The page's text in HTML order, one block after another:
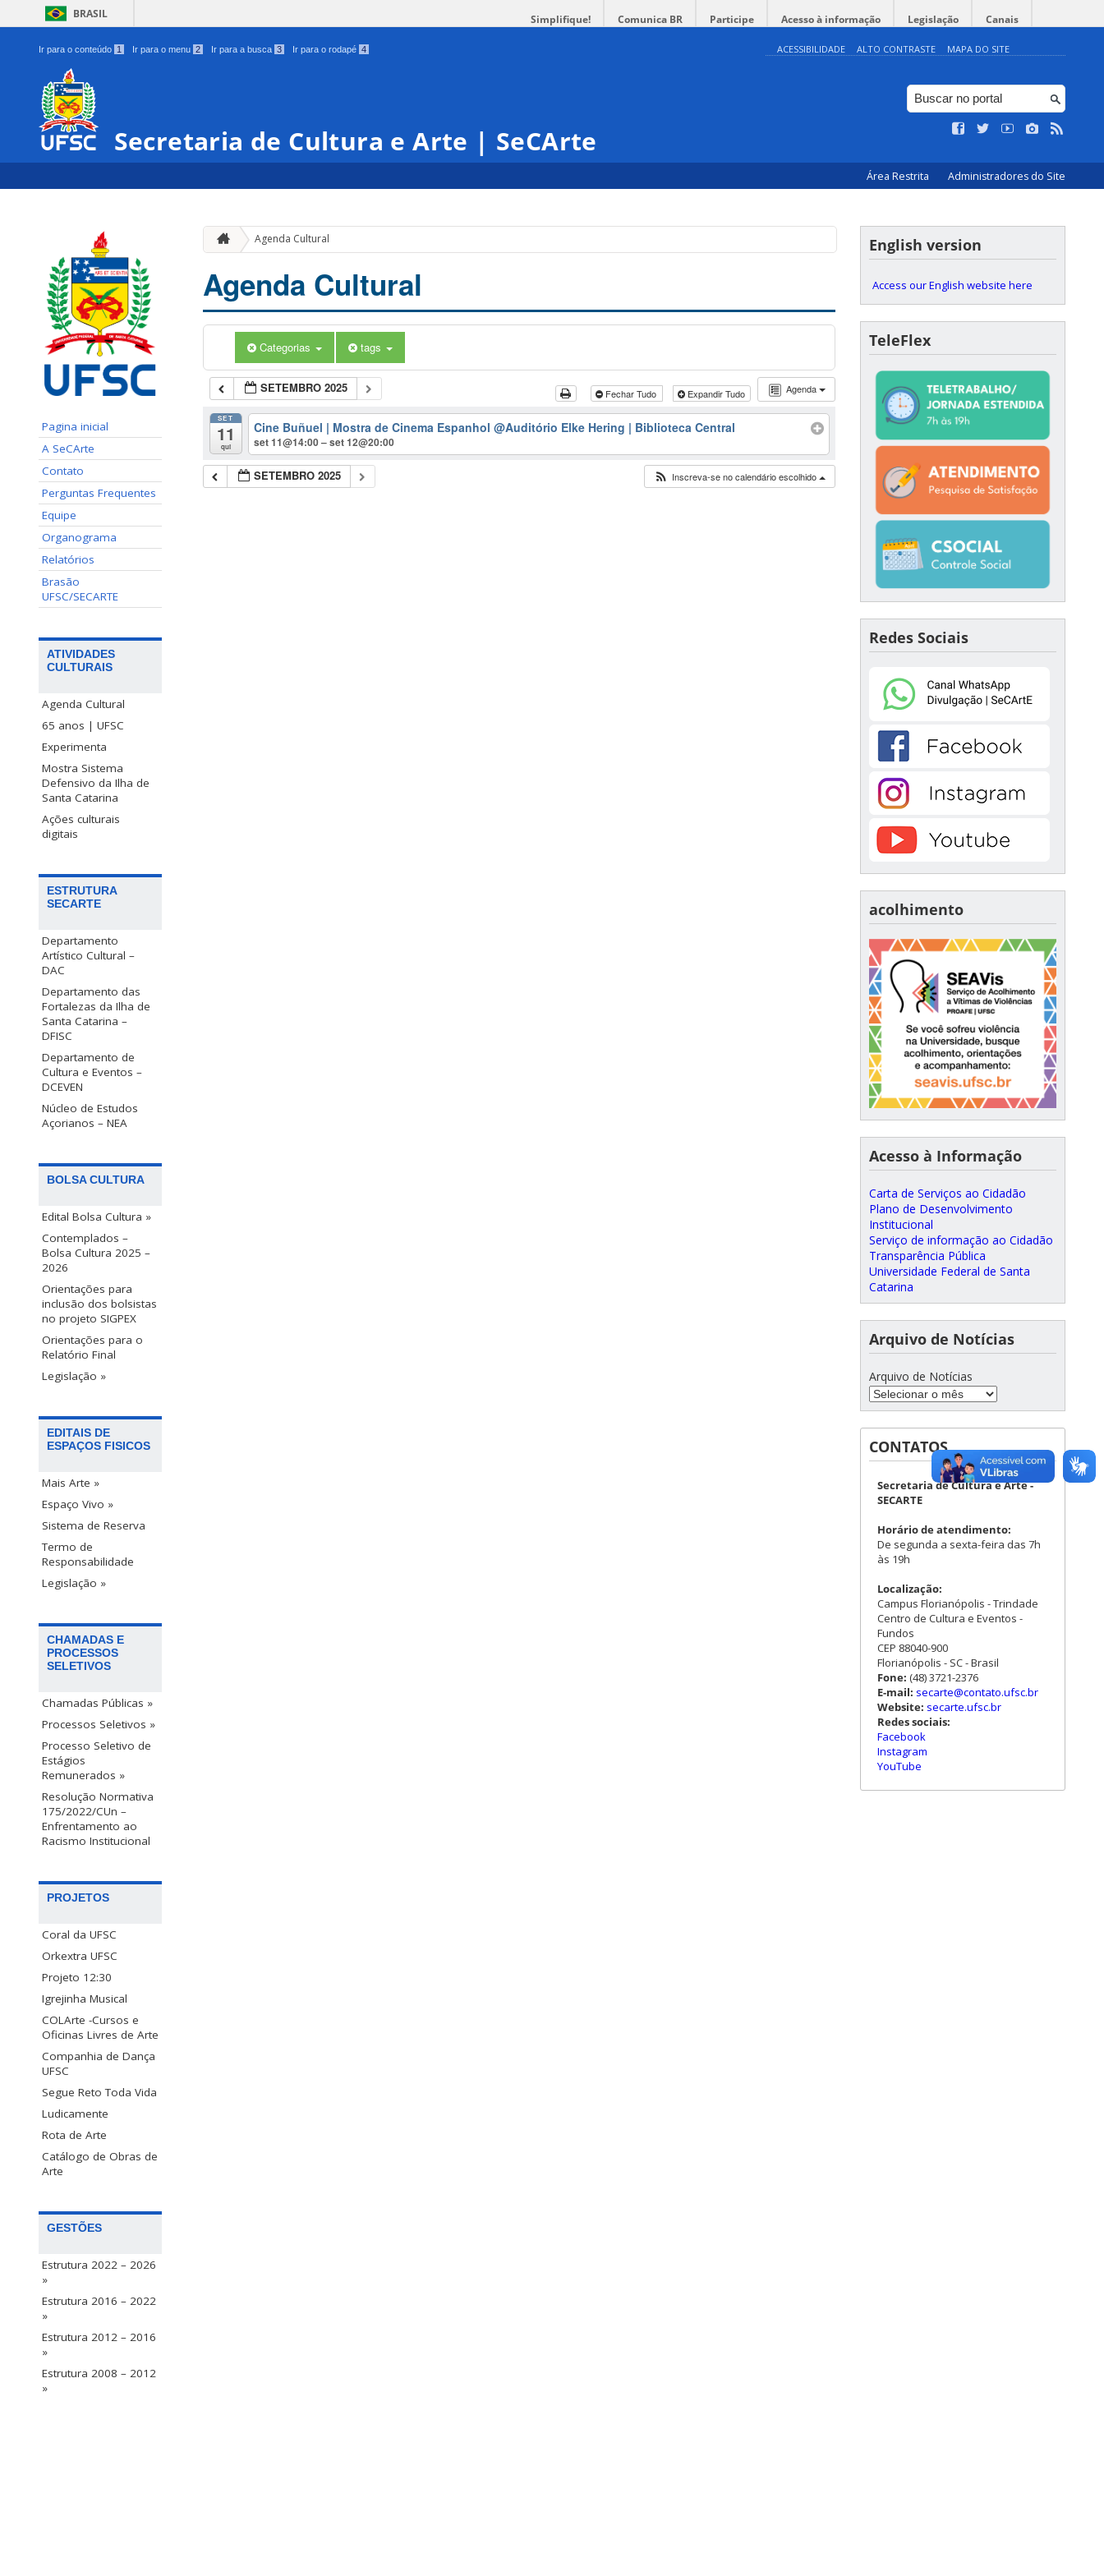
BRASIL Simplifique! Comunica BR Participe Acesso à informação Legislação Canais
Ir para o conteúdo 1 Ir para o menu 2 Ir para a busca 3 Ir para o rodapé 4 ACESSIBILIDADE ALTO CONTRASTE MAPA DO SITE
Secretaria de Cultura e Arte | SeCArte
Área Restrita Administradores do Site
Pagina inicial
A SeCArte
Contato
Perguntas Frequentes
Equipe
Organograma
Relatórios
Brasão
UFSC/SECARTE
ATIVIDADES
CULTURAIS
Agenda Cultural
65 anos | UFSC
Experimenta
Mostra Sistema
Defensivo da Ilha de
Santa Catarina
Ações culturais
digitais
ESTRUTURA
SECARTE
Departamento
Artístico Cultural –
DAC
Departamento das
Fortalezas da Ilha de
Santa Catarina –
DFISC
Departamento de
Cultura e Eventos –
DCEVEN
Núcleo de Estudos
Açorianos – NEA
BOLSA CULTURA
Edital Bolsa Cultura »
Contemplados –
Bolsa Cultura 2025 –
2026
Orientações para
inclusão dos bolsistas
no projeto SIGPEX
Orientações para o
Relatório Final
Legislação »
EDITAIS DE
ESPAÇOS FISICOS
Mais Arte »
Espaço Vivo »
Sistema de Reserva
Termo de
Responsabilidade
Legislação »
CHAMADAS E
PROCESSOS
SELETIVOS
Chamadas Públicas »
Processos Seletivos »
Processo Seletivo de
Estágios
Remunerados »
Resolução Normativa
175/2022/CUn –
Enfrentamento ao
Racismo Institucional
PROJETOS
Coral da UFSC
Orkextra UFSC
Projeto 12:30
Igrejinha Musical
COLArte -Cursos e
Oficinas Livres de Arte
Companhia de Dança
UFSC
Segue Reto Toda Vida
Ludicamente
Rota de Arte
Catálogo de Obras de
Arte
GESTÕES
Estrutura 2022 – 2026
»
Estrutura 2016 – 2022
»
Estrutura 2012 – 2016
»
Estrutura 2008 – 2012
»
Agenda Cultural
Agenda Cultural
Categorias tags
Agenda
SETEMBRO 2025 Fechar Tudo Expandir Tudo
SET
11
qui
Cine Buñuel | Mostra de Cinema Espanhol @Auditório Elke Hering | Biblioteca Central
set 11@14:00 – set 12@20:00
SETEMBRO 2025 Inscreva-se no calendário escolhido
English version
Access our English website here
TeleFlex
Redes Sociais
acolhimento
Acesso à Informação
Carta de Serviços ao Cidadão
Plano de Desenvolvimento
Institucional
Serviço de informação ao Cidadão
Transparência Pública
Universidade Federal de Santa
Catarina
Arquivo de Notícias
Arquivo de Notícias
CONTATOS
Secretaria de Cultura e Arte -
SECARTE
Horário de atendimento:
De segunda a sexta-feira das 7h
às 19h
Localização:
Campus Florianópolis - Trindade
Centro de Cultura e Eventos -
Fundos
CEP 88040-900
Florianópolis - SC - Brasil
Fone: (48) 3721-2376
E-mail: secarte@contato.ufsc.br
Website: secarte.ufsc.br
Redes sociais:
Facebook
Instagram
YouTube